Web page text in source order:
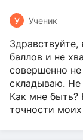
У Ученик
Здравствуйте,
баллов и не
совершенно
складываю. Не
Как мне быть?
точности моих